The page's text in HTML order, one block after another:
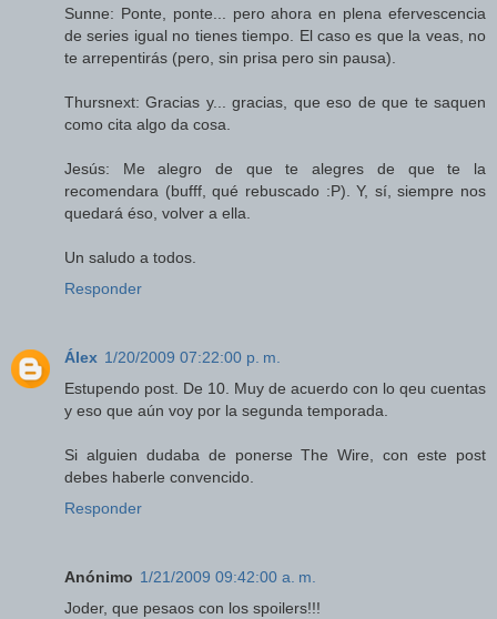
Sunne: Ponte, ponte... pero ahora en plena efervescencia
de series igual no tienes tiempo. El caso es que la veas, no
te arrepentirás (pero, sin prisa pero sin pausa).
Thursnext: Gracias y... gracias, que eso de que te saquen
como cita algo da cosa.
Jesús: Me alegro de que te alegres de que te la
recomendara (bufff, qué rebuscado :P). Y, sí, siempre nos
quedará éso, volver a ella.
Un saludo a todos.
Responder
Álex 1/20/2009 07:22:00 p. m.
Estupendo post. De 10. Muy de acuerdo con lo qeu cuentas
y eso que aún voy por la segunda temporada.
Si alguien dudaba de ponerse The Wire, con este post
debes haberle convencido.
Responder
Anónimo 1/21/2009 09:42:00 a. m.
Joder, que pesaos con los spoilers!!!